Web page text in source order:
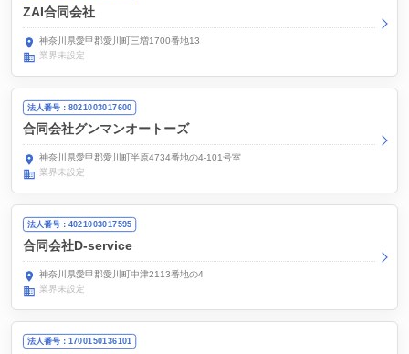
ZAI合同会社
神奈川県愛甲郡愛川町三増1700番地13
業界未設定
法人番号：8021003017600
合同会社グンマンオートーズ
神奈川県愛甲郡愛川町半原4734番地の4-101号室
業界未設定
法人番号：4021003017595
合同会社D-service
神奈川県愛甲郡愛川町中津2113番地の4
業界未設定
法人番号：1700150136101